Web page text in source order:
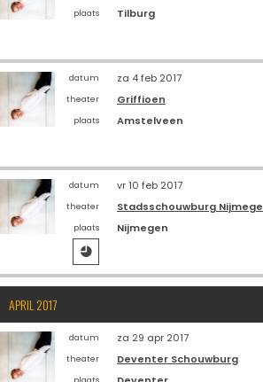
plaats
Tilburg
datum za 4 feb 2017
theater Griffioen
plaats
Amstelveen
datum vr 10 feb 2017
theater Stadsschouwburg
plaats Nijmegen

APRIL 2017
datum za 29 apr 2017
theater Deventer Schouwburg